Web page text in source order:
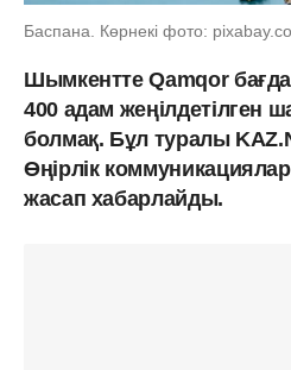
Баспана. Көрнекі фото:
Шымкентте Qamqor
400 адам жеңілдетілген
болмақ. Бұл туралы
Өңірлік
жасап хабарлайды.